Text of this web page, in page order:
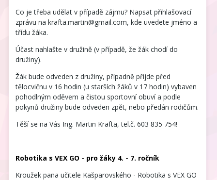
Co je třeba udělat v případě zájmu? Napsat přihlašovací
zprávu na krafta.martin@gmail.com, kde uvedete jméno a
třídu žáka.
Účast nahlašte v družině (v případě, že žák chodí do
družiny).
Žák bude odveden z družiny, případně přijde před
tělocvičnu v 16 hodin (u starších žáků v 17 hodin) vybaven
pohodlným oděvem a čistou sportovní obuví a podle
pokynů družiny bude odveden zpět, nebo předán rodičům.
Těší se na Vás Ing. Martin Krafta, tel.č. 603 835 754!
Robotika s VEX GO - pro žáky 4. - 7. ročník
Kroužek pana učitele Kašparovského - Robotika s VEX GO